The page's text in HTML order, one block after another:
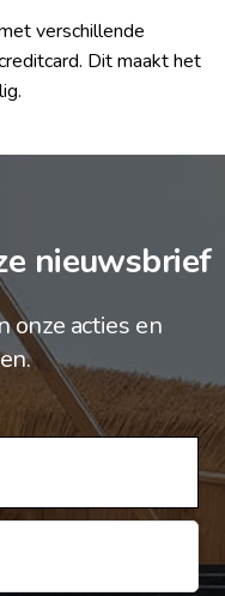
verschillende
Dit maakt het
nieuwsbrief
onze acties en